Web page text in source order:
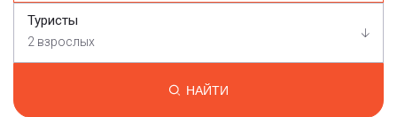
Туристы
2 взрослых
НАЙТИ